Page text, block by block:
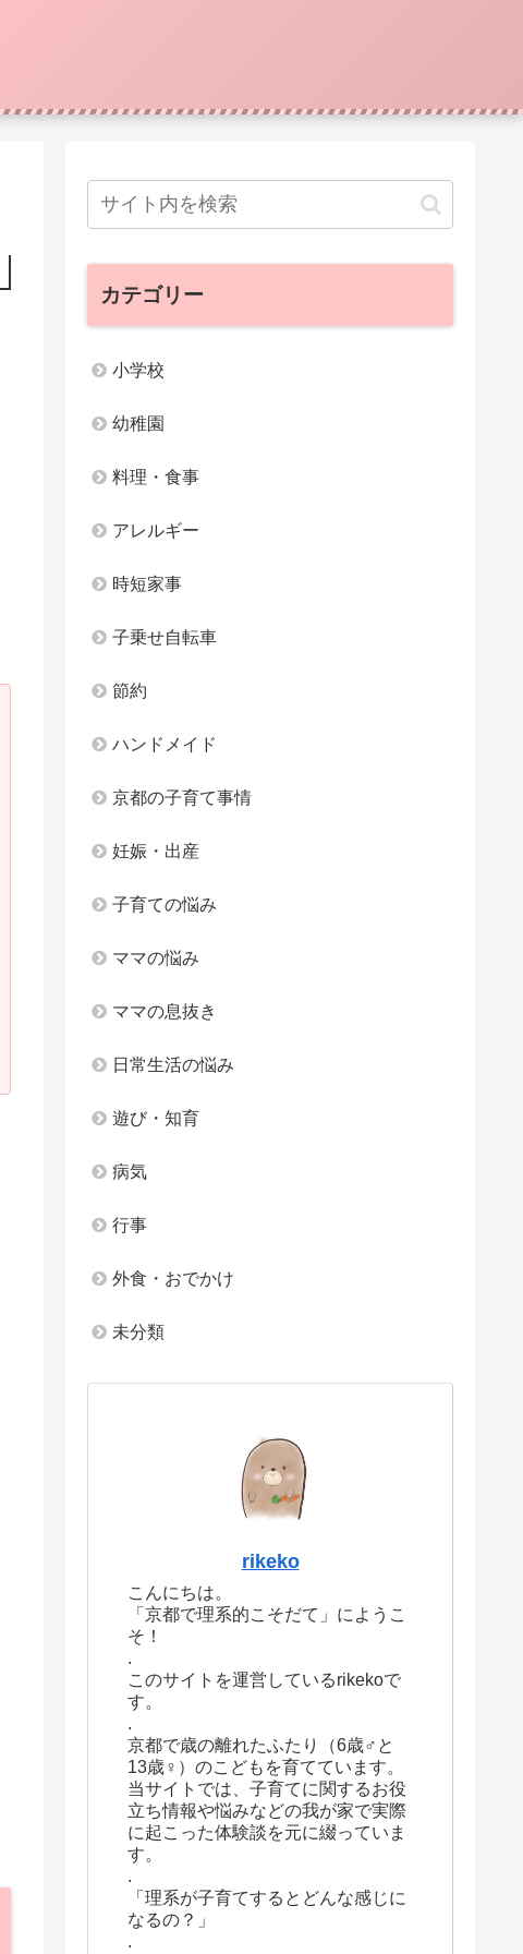
カテゴリー
小学校
幼稚園
料理・食事
アレルギー
時短家事
子乗せ自転車
節約
ハンドメイド
京都の子育て事情
妊娠・出産
子育ての悩み
ママの悩み
ママの息抜き
日常生活の悩み
遊び・知育
病気
行事
外食・おでかけ
未分類
rikeko
こんにちは。
「京都で理系的こそだて」にようこ
そ！
.
このサイトを運営しているrikekoで
す。
.
京都で歳の離れたふたり（6歳♂と
13歳♀）のこどもを育てています。
当サイトでは、子育てに関するお役
立ち情報や悩みなどの我が家で実際
に起こった体験談を元に綴っていま
す。
.
「理系が子育てするとどんな感じに
なるの？」
.